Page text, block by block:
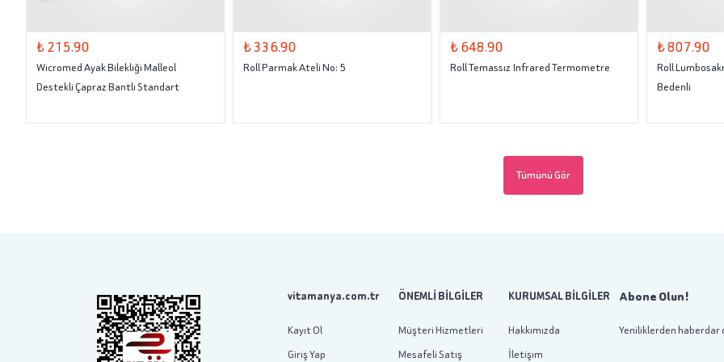
₺ 215.90
Wicromed Ayak Bilekliği Malleol
Destekli Çapraz Bantlı Standart
₺ 336.90
Roll Parmak Ateli No: 5
₺ 648.90
Roll Temassız Infrared Termometre
₺ 807.90
Roll
Bedenli
Tümünü Gör
vitamanya.com.tr
Kayıt Ol
Giriş Yap
ÖNEMLİ BİLGİLER
Müşteri Hizmetleri
Mesafeli Satış
KURUMSAL BİLGİLER
Hakkımızda
İletişim
Abone Olun!
Yeniliklerden haberdar